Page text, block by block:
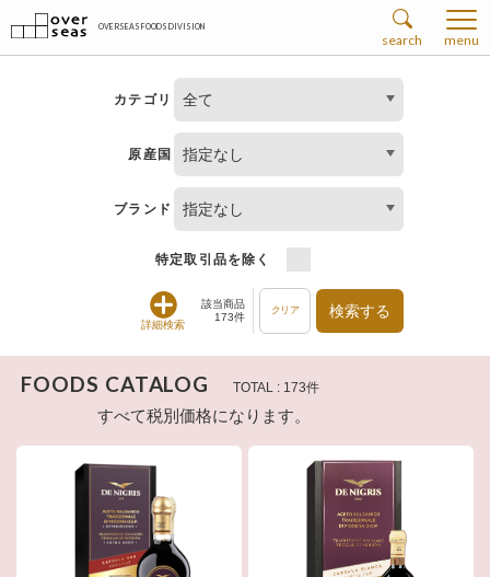
OVERSEAS FOODS DIVISION
search menu
カテゴリ 全て
原産国 指定なし
ブランド 指定なし
特定取引品を除く
詳細検索
該当商品
173件
クリア 検索する
FOODS CATALOG TOTAL : 173件
すべて税別価格になります。